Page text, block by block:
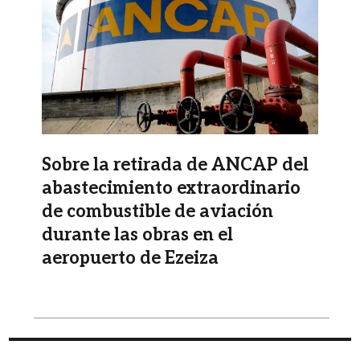
Sobre la retirada de ANCAP del
abastecimiento extraordinario
de combustible de aviación
durante las obras en el
aeropuerto de Ezeiza